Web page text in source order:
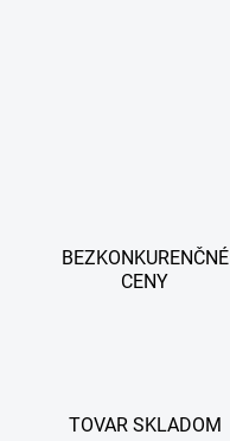
BEZKONKURENČNÉ
CENY
TOVAR SKLADOM